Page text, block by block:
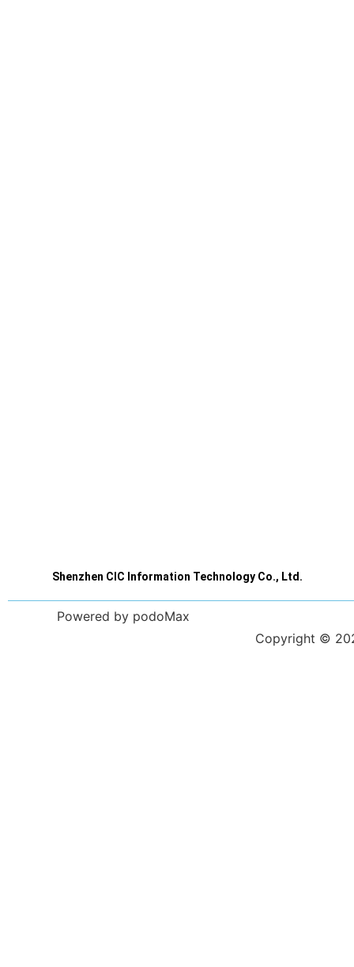
Shenzhen CIC Information Technology Co., Ltd.
Powered by podoMax
Copyright ©